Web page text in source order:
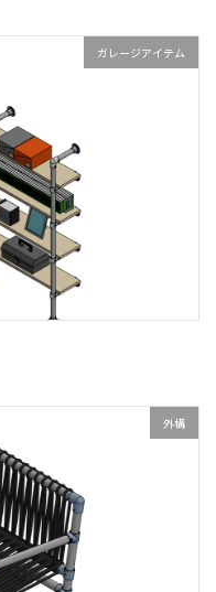
ガレージアイテム
外構